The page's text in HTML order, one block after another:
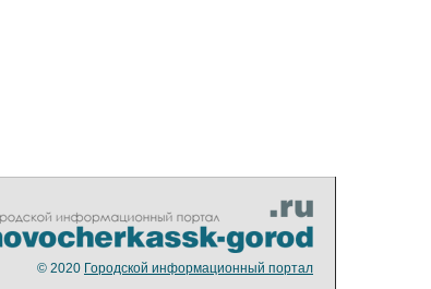
© 2020 Городской информационный портал